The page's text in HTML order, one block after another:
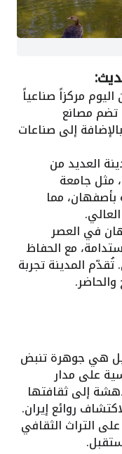
مركزاً صناعياً
تضم مصانع
إلى صناعات
العديد من
مثل جامعة
مما
في العصر
مع الحفاظ
المدينة تجربة
هي جوهرة تنبض
على مدار
إلى ثقافتها
روائع إيران.
التراث الثقافي